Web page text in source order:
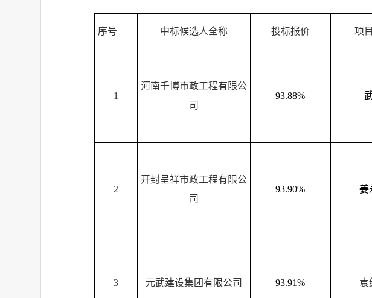
序号 中标候选人全称 投标报价 项
1
河南千博市政工程有限公
司
93.88%
2
开封呈祥市政工程有限公
司
93.90% 姜
3 元武建设集团有限公司 93.91% 袁